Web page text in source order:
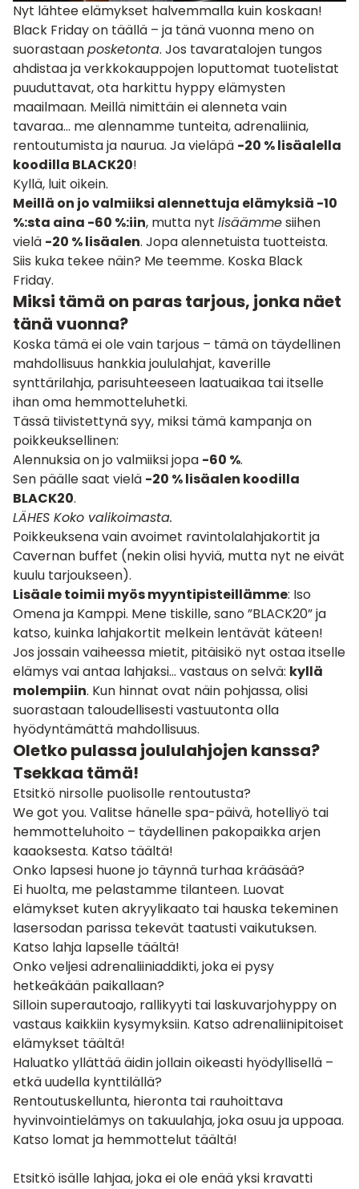
Nyt lähtee elämykset halvemmalla kuin koskaan!
Black Friday on täällä – ja tänä vuonna meno on
suorastaanposketonta. Jos tavaratalojen tungos
ahdistaa ja verkkokauppojen loputtomat tuotelistat
puuduttavat, ota harkittu hyppy elämysten
maailmaan. Meillä nimittäin ei alenneta vain
tavaraa… me alennamme tunteita, adrenaliinia,
rentoutumista ja naurua. Ja vieläpä -20 % lisäalella
koodilla BLACK20!
Kyllä, luit oikein.
Meillä on jo valmiiksi alennettuja elämyksiä -10
%:sta aina -60 %:iin, mutta nyt lisäämmesiihen
vielä -20 % lisäalen. Jopa alennetuista tuotteista.
Siis kuka tekee näin? Me teemme. Koska Black
Friday.
Miksi tämä on paras tarjous, jonka näet
tänä vuonna?
Koska tämä ei ole vain tarjous – tämä on täydellinen
mahdollisuus hankkia joululahjat, kaverille
synttärilahja, parisuhteeseen laatuaikaa tai itselle
ihan oma hemmotteluhetki.
Tässä tiivistettynä syy, miksi tämä kampanja on
poikkeuksellinen:
Alennuksia on jo valmiiksi jopa -60 %.
Sen päälle saat vielä -20 % lisäalen koodilla
BLACK20.
LÄHES Koko valikoimasta.
Poikkeuksena vain avoimet ravintolalahjakortit ja
Cavernan buffet (nekin olisi hyviä, mutta nyt ne eivät
kuulu tarjoukseen).
Lisäale toimii myös myyntipisteillämme: Iso
Omena ja Kamppi. Mene tiskille, sano ”BLACK20” ja
katso, kuinka lahjakortit melkein lentävät käteen!
Jos jossain vaiheessa mietit, pitäisikö nyt ostaa itselle
elämys vai antaa lahjaksi… vastaus on selvä: kyllä
molempiin. Kun hinnat ovat näin pohjassa, olisi
suorastaan taloudellisesti vastuutonta olla
hyödyntämättä mahdollisuus.
Oletko pulassa joululahjojen kanssa?
Tsekkaa tämä!
Etsitkö nirsolle puolisolle rentoutusta?
We got you. Valitse hänelle spa-päivä, hotelliyö tai
hemmotteluhoito – täydellinen pakopaikka arjen
kaaoksesta. Katso täältä!
Onko lapsesi huone jo täynnä turhaa krääsää?
Ei huolta, me pelastamme tilanteen. Luovat
elämykset kuten akryylikaato tai hauska tekeminen
lasersodan parissa tekevät taatusti vaikutuksen.
Katso lahja lapselle täältä!
Onko veljesi adrenaliiniaddikti, joka ei pysy
hetkeäkään paikallaan?
Silloin superautoajo, rallikyyti tai laskuvarjohyppy on
vastaus kaikkiin kysymyksiin. Katso adrenaliinipitoiset
elämykset täältä!
Haluatko yllättää äidin jollain oikeasti hyödyllisellä –
etkä uudella kynttilällä?
Rentoutuskellunta, hieronta tai rauhoittava
hyvinvointielämys on takuulahja, joka osuu ja uppoaa.
Katso lomat ja hemmottelut täältä!
Etsitkö isälle lahjaa, joka ei ole enää yksi kravatti